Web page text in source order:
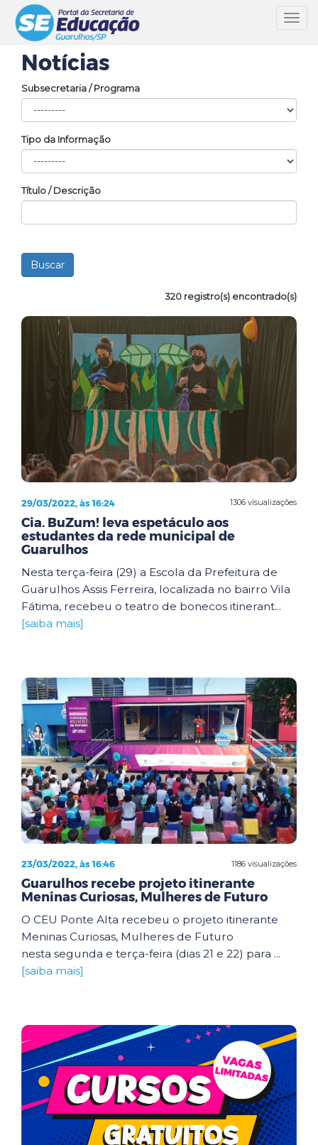
Notícias
Subsecretaria / Programa
Tipo da Informação
Título / Descrição
320 registro(s) encontrado(s)
1306 visualizações
29/03/2022, às 16:24
Cia. BuZum! leva espetáculo aos
estudantes da rede municipal de
Guarulhos
Nesta terça-feira (29) a Escola da Prefeitura de
Guarulhos Assis Ferreira, localizada no bairro Vila
Fátima, recebeu o teatro de bonecos itinerant...
[saiba mais]
1186 visualizações
23/03/2022, às 16:46
Guarulhos recebe projeto itinerante
Meninas Curiosas, Mulheres de Futuro
O CEU Ponte Alta recebeu o projeto itinerante
Meninas Curiosas, Mulheres de Futuro
nesta segunda e terça-feira (dias 21 e 22) para ...
[saiba mais]